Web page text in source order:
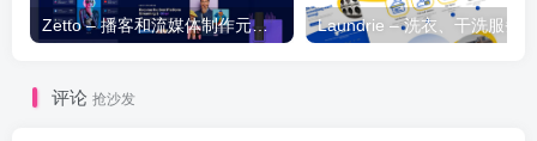
Zetto – 播客和流媒体制作元素模板套件
评论 抢沙发